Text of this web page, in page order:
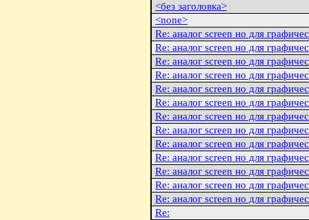
<без заголовка>
<none>
Re: аналог screen но для
Re: аналог screen но для
Re: аналог screen но для
Re: аналог screen но для
Re: аналог screen но для
Re: аналог screen но для
Re: аналог screen но для
Re: аналог screen но для
Re: аналог screen но для
Re: аналог screen но для
Re: аналог screen но для
Re: аналог screen но для
Re: аналог screen но для
Re: